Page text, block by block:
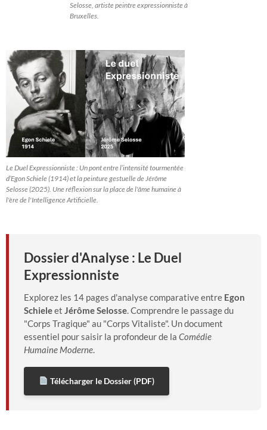
Selosse, artiste peintre expressionniste à
Bruxelles.
Le Duel Expressionniste : Un pont entre l’intensité tourmentée
d’Egon Schiele (1914) et la peinture gestuelle de Jérôme
Selosse (2025). Une réflexion sur la place de l'âme humaine à
l'ère de l'Intelligence Artificielle.
Dossier d'Analyse : Le Duel
Expressionniste
Explorez les 14 pages d'analyse comparative entre Egon
Schieleet Jérôme Selosse. Comprendre le passage du
"Corps Tragique" au "Corps Vitaliste". Un document
essentiel pour saisir la profondeur de la Comédie
Humaine Moderne.
Télécharger le Dossier (PDF)